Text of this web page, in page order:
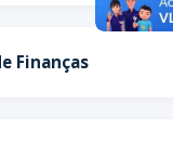
Finanças